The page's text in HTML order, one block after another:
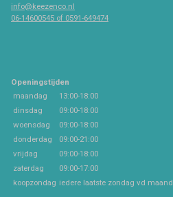
info@keezenco.nl
06-14600545 of 0591-649474
Openingstijden
maandag
13:00-18:00
dinsdag
09:00-18:00
woensdag
09:00-18:00
donderdag
09:00-21:00
vrijdag
09:00-18:00
zaterdag
09:00-17:00
koopzondag iedere laatste zondag vd maand